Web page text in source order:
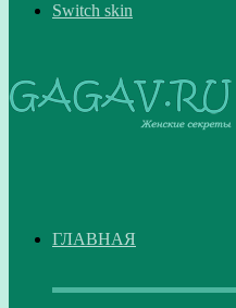
Switch skin
ГЛАВНАЯ